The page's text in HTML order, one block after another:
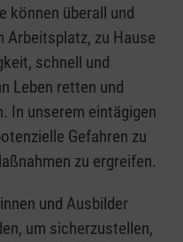
können überall und
Arbeitsplatz, zu Hause
schnell und
Leben retten und
In unserem eintägigen
Gefahren zu
zu ergreifen.
und Ausbilder
um sicherzustellen,